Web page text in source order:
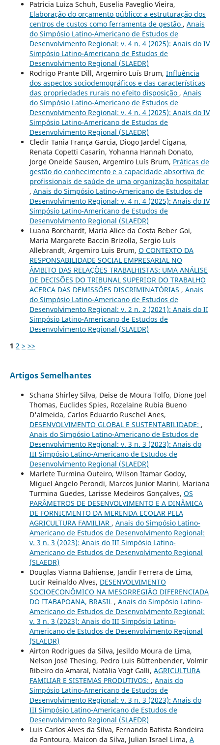
Patricia Luiza Schuh, Euselia Paveglio Vieira,
Elaboração do orçamento público: a estruturação dos
centros de custos como ferramenta de gestão , Anais
do Simpósio Latino-Americano de Estudos de
Desenvolvimento Regional: v. 4 n. 4 (2025): Anais do IV
Simpósio Latino-Americano de Estudos de
Desenvolvimento Regional (SLAEDR)
Rodrigo Prante Dill, Argemiro Luís Brum, Influência
dos aspectos sociodemográficos e das características
das propriedades rurais no efeito disposição , Anais
do Simpósio Latino-Americano de Estudos de
Desenvolvimento Regional: v. 4 n. 4 (2025): Anais do IV
Simpósio Latino-Americano de Estudos de
Desenvolvimento Regional (SLAEDR)
Cledir Tania França Garcia, Diogo Jardel Cigana,
Renata Copetti Casarin, Yohanna Hannah Donato,
Jorge Oneide Sausen, Argemiro Luís Brum, Práticas de
gestão do conhecimento e a capacidade absortiva de
profissionais de saúde de uma organização hospitalar
, Anais do Simpósio Latino-Americano de Estudos de
Desenvolvimento Regional: v. 4 n. 4 (2025): Anais do IV
Simpósio Latino-Americano de Estudos de
Desenvolvimento Regional (SLAEDR)
Luana Borchardt, Maria Alice da Costa Beber Goi,
Maria Margarete Baccin Brizolla, Sergio Luís
Allebrandt, Argemiro Luis Brum, O CONTEXTO DA
RESPONSABILIDADE SOCIAL EMPRESARIAL NO
ÂMBITO DAS RELAÇÕES TRABALHISTAS: UMA ANÁLISE
DE DECISÕES DO TRIBUNAL SUPERIOR DO TRABALHO
ACERCA DAS DEMISSÕES DISCRIMINATÓRIAS , Anais
do Simpósio Latino-Americano de Estudos de
Desenvolvimento Regional: v. 2 n. 2 (2021): Anais do II
Simpósio Latino-Americano de Estudos de
Desenvolvimento Regional (SLAEDR)
1 2 > >>
Artigos Semelhantes
Schana Shirley Silva, Deise de Moura Tolfo, Dione Joel
Thomas, Euclides Spies, Rozelaine Rubia Bueno
D'almeida, Carlos Eduardo Ruschel Anes,
DESENVOLVIMENTO GLOBAL E SUSTENTABILIDADE: ,
Anais do Simpósio Latino-Americano de Estudos de
Desenvolvimento Regional: v. 3 n. 3 (2023): Anais do
III Simpósio Latino-Americano de Estudos de
Desenvolvimento Regional (SLAEDR)
Marlete Turmina Outeiro, Wilson Itamar Godoy,
Miguel Angelo Perondi, Marcos Junior Marini, Mariana
Turmina Guedes, Larisse Medeiros Gonçalves, OS
PARÂMETROS DE DESENVOLVIMENTO E A DINÂMICA
DE FORNICMENTO DA MERENDA ECOLAR PELA
AGRICULTURA FAMILIAR , Anais do Simpósio Latino-
Americano de Estudos de Desenvolvimento Regional:
v. 3 n. 3 (2023): Anais do III Simpósio Latino-
Americano de Estudos de Desenvolvimento Regional
(SLAEDR)
Douglas Vianna Bahiense, Jandir Ferrera de Lima,
Lucir Reinaldo Alves, DESENVOLVIMENTO
SOCIOECONÔMICO NA MESORREGIÃO DIFERENCIADA
DO ITABAPOANA, BRASIL , Anais do Simpósio Latino-
Americano de Estudos de Desenvolvimento Regional:
v. 3 n. 3 (2023): Anais do III Simpósio Latino-
Americano de Estudos de Desenvolvimento Regional
(SLAEDR)
Airton Rodrigues da Silva, Jesildo Moura de Lima,
Nelson José Thesing, Pedro Luis Büttenbender, Volmir
Ribeiro do Amaral, Natália Vogt Galli, AGRICULTURA
FAMILIAR E SISTEMAS PRODUTIVOS: , Anais do
Simpósio Latino-Americano de Estudos de
Desenvolvimento Regional: v. 3 n. 3 (2023): Anais do
III Simpósio Latino-Americano de Estudos de
Desenvolvimento Regional (SLAEDR)
Luis Carlos Alves da Silva, Fernando Batista Bandeira
da Fontoura, Maicon da Silva, Julian Israel Lima, A